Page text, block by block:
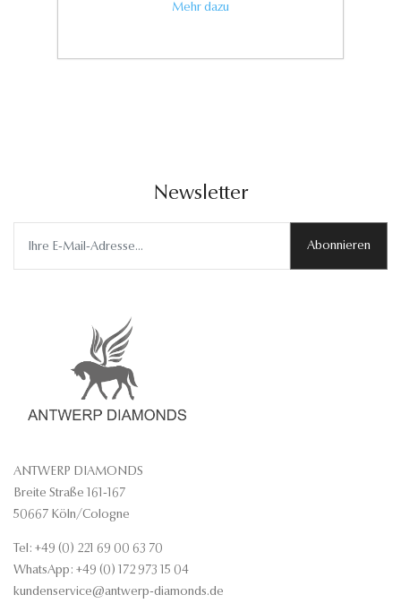
Newsletter
Abonnieren
ANTWERP DIAMONDS
Breite Straße 161-167
50667 Köln/Cologne
Tel: +49 (0) 221 69 00 63 70
WhatsApp: +49 (0) 172 973 15 04
kundenservice@antwerp-diamonds.de
Mehr dazu